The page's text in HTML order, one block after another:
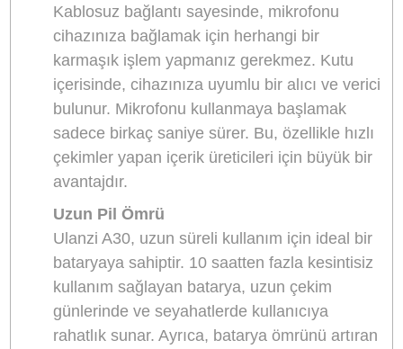
taşımayı ve kullanmayı oldukça pratik hale
Bu mikrofon, düşük gürültü, net ses ve uzun
menzil gibi özellikleriyle, özellikle mobil
video çekimleri yapan kişiler için mükemmel bir
seçimdir. Ayrıca, mikrofonun kompakt tasarımı,
taşınabilirlik açısından büyük bir avantaj sunar.
Ana Özellikler ve Kullanım
Kablosuz Bağlantı
Ulanzi A30, kablosuz bağlantı özelliği
2.4 GHz frekans bandında çalışan bu
mikrofon, 20 metreye kadar stabil bir
sağlar. Böylece hareket halinde iken bile